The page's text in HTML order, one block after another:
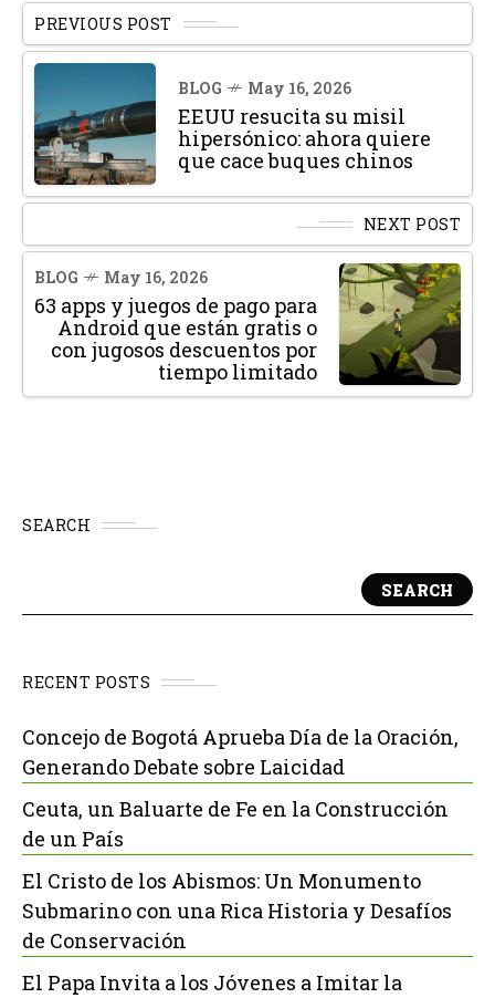
PREVIOUS POST
BLOG May 16, 2026
EEUU resucita su misil
hipersónico: ahora quiere
que cace buques chinos
NEXT POST
BLOG May 16, 2026
63 apps y juegos de pago para
Android que están gratis o
con jugosos descuentos por
tiempo limitado
SEARCH
SEARCH
RECENT POSTS
Concejo de Bogotá Aprueba Día de la Oración,
Generando Debate sobre Laicidad
Ceuta, un Baluarte de Fe en la Construcción
de un País
El Cristo de los Abismos: Un Monumento
Submarino con una Rica Historia y Desafíos
de Conservación
El Papa Invita a los Jóvenes a Imitar la